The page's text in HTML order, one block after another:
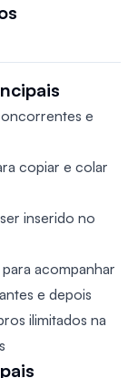
e
copiar e colar
inserido no
acompanhar
e depois
ilimitados na